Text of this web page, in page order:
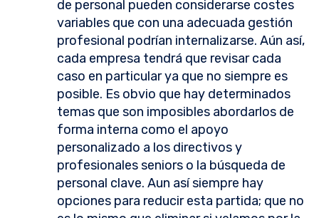
de personal pueden considerarse costes
variables que con una adecuada gestión
profesional podrían internalizarse. Aún así,
cada empresa tendrá que revisar cada
caso en particular ya que no siempre es
posible. Es obvio que hay determinados
temas que son imposibles abordarlos de
forma interna como el apoyo
personalizado a los directivos y
profesionales seniors o la búsqueda de
personal clave. Aun así siempre hay
opciones para reducir esta partida; que no